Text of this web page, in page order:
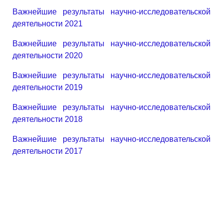
Важнейшие результаты научно-исследовательской
деятельности 2021
Важнейшие результаты научно-исследовательской
деятельности 2020
Важнейшие результаты научно-исследовательской
деятельности 2019
Важнейшие результаты научно-исследовательской
деятельности 2018
Важнейшие результаты научно-исследовательской
деятельности 2017